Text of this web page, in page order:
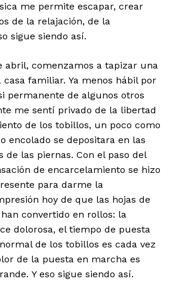
me permite escapar, crear
de la relajación, de la
sigue siendo así.
abril, comenzamos a tapizar una
casa familiar. Ya menos hábil por
permanente de algunos otros
me sentí privado de la libertad
de los tobillos, un poco como
encolado se depositara en las
de las piernas. Con el paso del
de encarcelamiento se hizo
para darme la
hoy de que las hojas de
convertido en rollos: la
dolorosa, el tiempo de puesta
de los tobillos es cada vez
de la puesta en marcha es
Y eso sigue siendo así.